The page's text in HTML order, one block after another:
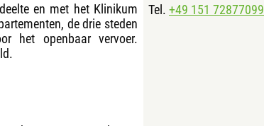
en met het Klinikum
de drie steden
het openbaar vervoer.
Tel. +49 151 72877099